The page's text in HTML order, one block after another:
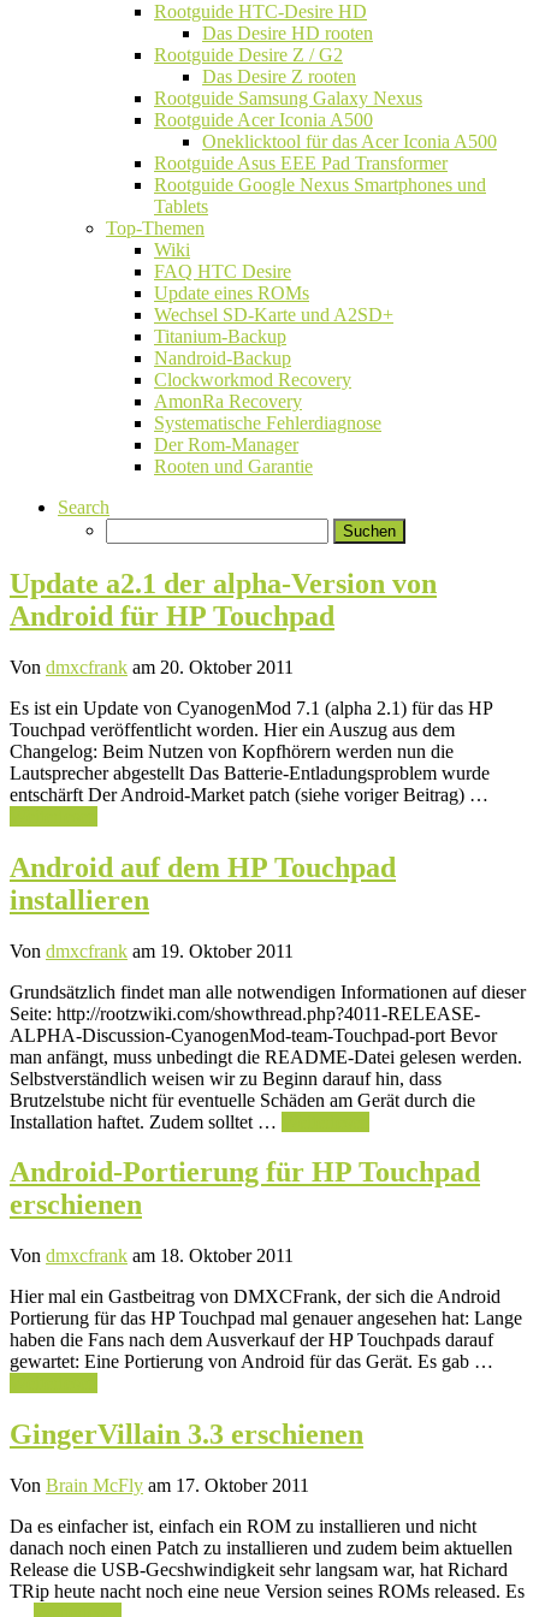
Rootguide HTC-Desire HD
Das Desire HD rooten
Rootguide Desire Z / G2
Das Desire Z rooten
Rootguide Samsung Galaxy Nexus
Rootguide Acer Iconia A500
Oneklicktool für das Acer Iconia A500
Rootguide Asus EEE Pad Transformer
Rootguide Google Nexus Smartphones und
Tablets
Top-Themen
Wiki
FAQ HTC Desire
Update eines ROMs
Wechsel SD-Karte und A2SD+
Titanium-Backup
Nandroid-Backup
Clockworkmod Recovery
AmonRa Recovery
Systematische Fehlerdiagnose
Der Rom-Manager
Rooten und Garantie
Search
nach:
Update a2.1 der alpha-Version von
Android für HP Touchpad
Von dmxcfrank am 20. Oktober 2011
Es ist ein Update von CyanogenMod 7.1 (alpha 2.1) für das HP
Touchpad veröffentlicht worden. Hier ein Auszug aus dem
Changelog: Beim Nutzen von Kopfhörern werden nun die
Lautsprecher abgestellt Das Batterie-Entladungsproblem wurde
entschärft Der Android-Market patch (siehe voriger Beitrag) …
Android auf dem HP Touchpad
installieren
Von dmxcfrank am 19. Oktober 2011
Grundsätzlich findet man alle notwendigen Informationen auf dieser
Seite: http://rootzwiki.com/showthread.php?4011-RELEASE-
ALPHA-Discussion-CyanogenMod-team-Touchpad-port Bevor
man anfängt, muss unbedingt die README-Datei gelesen werden.
Selbstverständlich weisen wir zu Beginn darauf hin, dass
Brutzelstube nicht für eventuelle Schäden am Gerät durch die
Installation haftet. Zudem solltet …
Android-Portierung für HP Touchpad
erschienen
Von dmxcfrank am 18. Oktober 2011
Hier mal ein Gastbeitrag von DMXCFrank, der sich die Android
Portierung für das HP Touchpad mal genauer angesehen hat: Lange
haben die Fans nach dem Ausverkauf der HP Touchpads darauf
gewartet: Eine Portierung von Android für das Gerät. Es gab …
GingerVillain 3.3 erschienen
Von Brain McFly am 17. Oktober 2011
Da es einfacher ist, einfach ein ROM zu installieren und nicht
danach noch einen Patch zu installieren und zudem beim aktuellen
Release die USB-Gecshwindigkeit sehr langsam war, hat Richard
TRip heute nacht noch eine neue Version seines ROMs released. Es